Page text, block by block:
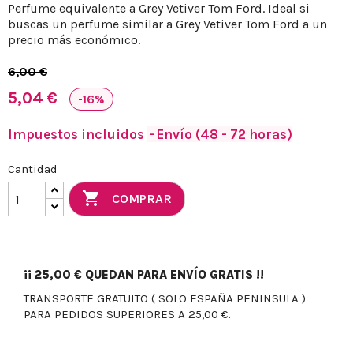
Perfume equivalente a Grey Vetiver Tom Ford. Ideal si
buscas un perfume similar a Grey Vetiver Tom Ford a un
precio más económico.
6,00 €
5,04 € -16%
Impuestos incluidos Envío (48 - 72 horas)
Cantidad
 COMPRAR
¡¡ 25,00 € QUEDAN PARA ENVÍO GRATIS !!
TRANSPORTE GRATUITO ( SOLO ESPAÑA PENINSULA )
PARA PEDIDOS SUPERIORES A 25,00 €.